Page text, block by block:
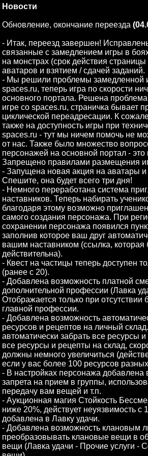
Новости
Обновление, окончание переезда
- Итак, переезд завершен!
связанные с замедлением игры в
на монстрах (срок действия страницы
аватаров и взятием / сдачей заданий.
- Мы решили проблемы замедленной
spaces.ru, теперь игра по скорости
основного портала. Решена
игре со spaces.ru, страничка бывает
циклической переадресации. К
также на доступность игры при
spaces.ru - тут мы ничем помочь не
от нас. Также было множество
персонажей на основной портал -
Запрещено правилами размещения
- Запущена новая акция на аватары
Спешите, она будет всего три дня!
- Немного переработана система
наставников. Теперь набирать
благодаря этому возможно
самого создания персонажа. При
сохранении персонажа появился
заполнив которое ваш друг
вашим наставником (ссылка,
действительна).
- Квест на частицы теперь доступен
(ранее с 20).
- Добавлена возможность платной
дополнительной профессии (Лавка
Отображается только при отсутствии
главной профессии.
- Добавлена возможность
ресурсов и рецептов на личный
автоматически забрать все ресурсы
все ресурсы и рецепты на склад,
должны немного увеличиться
если у вас более 100 ресурсов
- В настройках персонажа добавлена
запрета на прием в группы,
передачу вам вещей и т.п.
- Аукционная магия Стойкость
ниже 20%, действует неуязвимость с
добавлена в Лавку удачи.
- Добавлена возможность клановым
преобразовывать клановые вещи в
вещи (Лавка удачи - Прочие услуги -